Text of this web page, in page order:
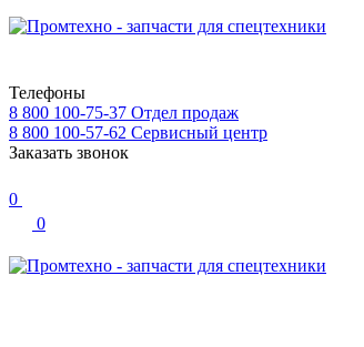
Телефоны
8 800 100-75-37 Отдел продаж
8 800 100-57-62 Сервисный центр
Заказать звонок
0
0